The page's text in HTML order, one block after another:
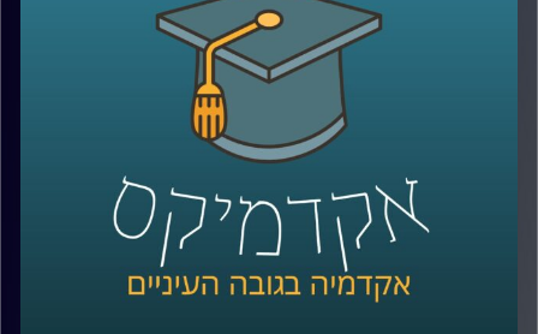
ויש לא מעט. סוגיית הרצון החופשי וסוגיית
הענישה הן דוגמאות הממחישות סתירות
אלה. היו הוגנים והשיבו תשובות עומק על שתי
השאלות הבאות בטרם תאזינו לתכנית: באיזו
מידה אתם אנשים בעלי רצון חופשי וחופש
בחירה? האם אתם מאמינים בענישה ומאילו
טעמים? עכשיו– Play!
קרדיט תמונות:AudioVersity